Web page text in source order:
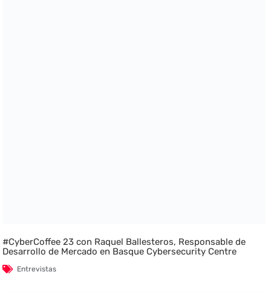
#CyberCoffee 23 con Raquel Ballesteros, Responsable de
Desarrollo de Mercado en Basque Cybersecurity Centre
Entrevistas